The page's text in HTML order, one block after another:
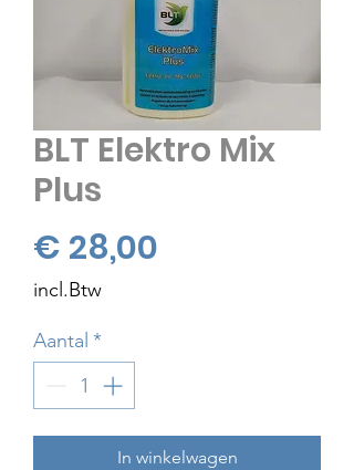
BLT Elektro Mix
Plus
€ 28,00
incl.Btw
Aantal *
In winkelwagen